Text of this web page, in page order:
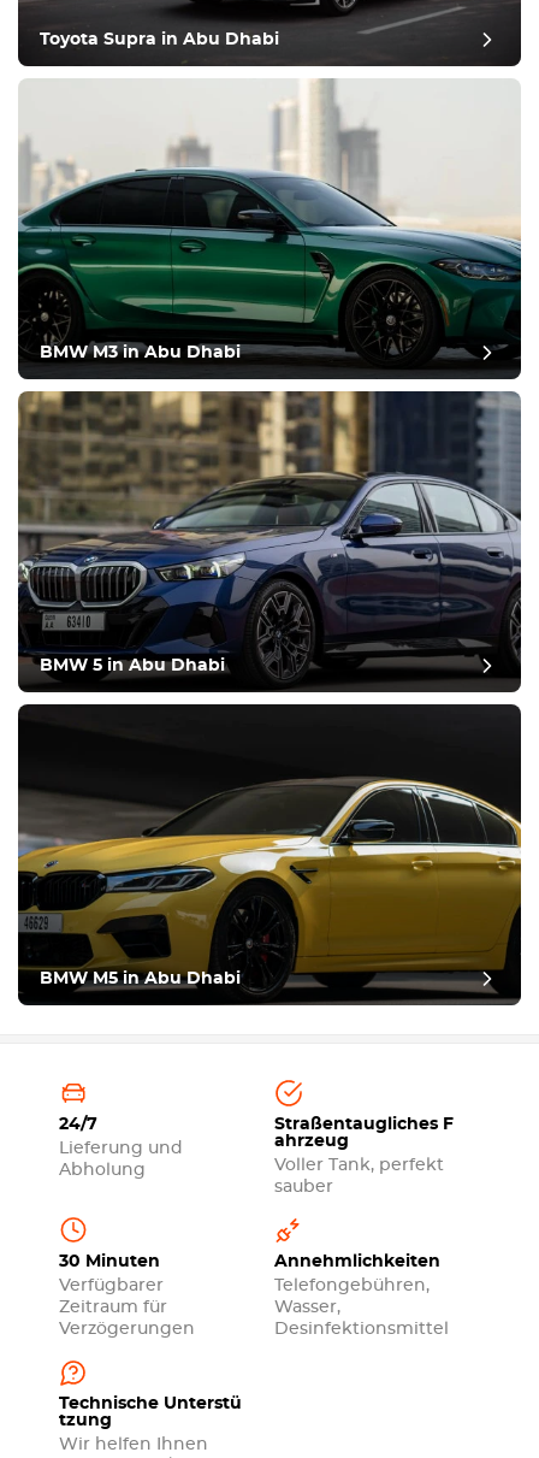
Toyota Supra in Abu Dhabi
BMW M3 in Abu Dhabi
BMW 5 in Abu Dhabi
BMW M5 in Abu Dhabi
24/7
Lieferung und
Abholung
Straßentaugliches F
ahrzeug
Voller Tank, perfekt
sauber
30 Minuten
Verfügbarer
Zeitraum für
Verzögerungen
Annehmlichkeiten
Telefongebühren,
Wasser,
Desinfektionsmittel
Technische Unterstü
tzung
Wir helfen Ihnen